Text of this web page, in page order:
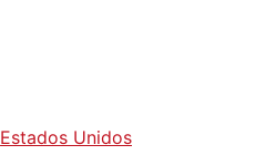
Estados Unidos